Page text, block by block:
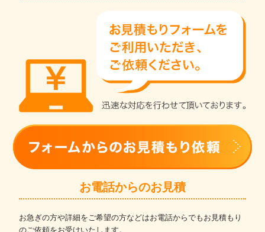
お電話からのお見積
お急ぎの方や詳細をご希望の方などはお電話からでもお見積もり
のご依頼をお受けいたします。